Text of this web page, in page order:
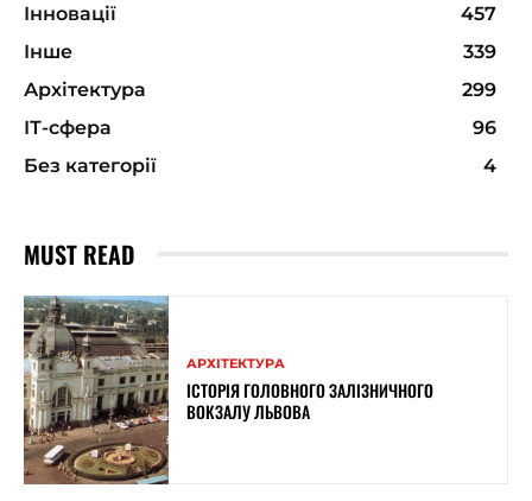
Інновації
457
Інше
339
Архітектура
299
ІТ-сфера
96
Без категорії
4
MUST READ
АРХІТЕКТУРА
ІСТОРІЯ ГОЛОВНОГО ЗАЛІЗНИЧНОГО
ВОКЗАЛУ ЛЬВОВА